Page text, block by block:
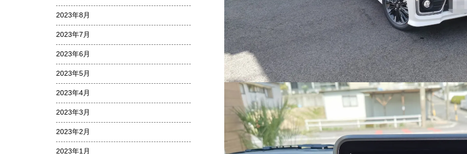
2023年8月
2023年7月
2023年6月
2023年5月
2023年4月
2023年3月
2023年2月
2023年1月